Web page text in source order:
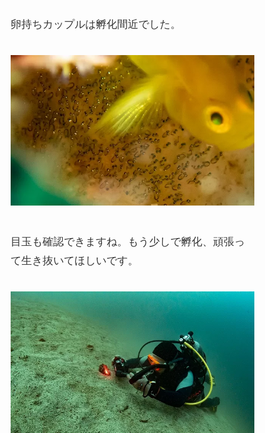
卵持ちカップルは孵化間近でした。
目玉も確認できますね。もう少しで孵化、頑張っ
て生き抜いてほしいです。